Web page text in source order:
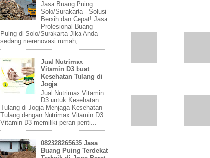
Jasa Buang Puing
Solo/Surakarta - Solusi
Bersih dan Cepat! Jasa
Profesional Buang
Puing di Solo/Surakarta Jika Anda
sedang merenovasi rumah,...
Jual Nutrimax
Vitamin D3 buat
Kesehatan Tulang di
Jogja
Jual Nutrimax Vitamin
D3 untuk Kesehatan
Tulang di Jogja Menjaga Kesehatan
Tulang dengan Nutrimax Vitamin D3
Vitamin D3 memiliki peran penti...
082328265635 Jasa
Buang Puing Terdekat